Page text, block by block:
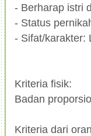
- Berharap istri
- Status
- Sifat/karakter:
Kriteria fisik:
Badan
Kriteria dari